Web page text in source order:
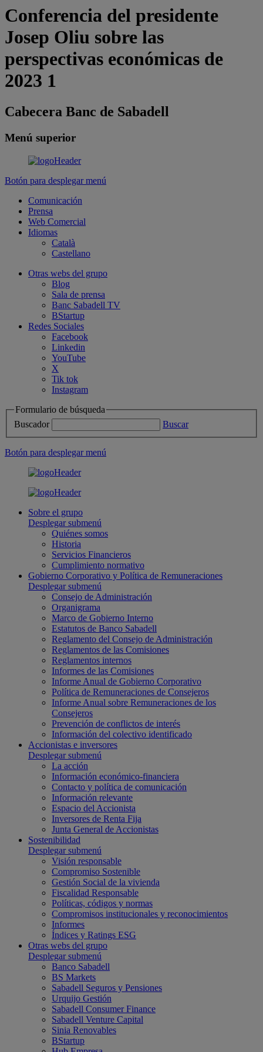
Conferencia del presidente
Josep Oliu sobre las
perspectivas económicas de
2023 1
Cabecera Banc de Sabadell
Menú superior
Botón para desplegar menú
Comunicación
Prensa
Web Comercial
Idiomas
Català
Castellano
Otras webs del grupo
Blog
Sala de prensa
Banc Sabadell TV
BStartup
Redes Sociales
Facebook
Linkedin
YouTube
X
Tik tok
Instagram
Formulario de búsqueda
Buscador
Buscar
Botón para desplegar menú
Sobre el grupo
Desplegar submenú
Quiénes somos
Historia
Servicios Financieros
Cumplimiento normativo
Gobierno Corporativo y Política de Remuneraciones
Desplegar submenú
Consejo de Administración
Organigrama
Marco de Gobierno Interno
Estatutos de Banco Sabadell
Reglamento del Consejo de Administración
Reglamentos de las Comisiones
Reglamentos internos
Informes de las Comisiones
Informe Anual de Gobierno Corporativo
Política de Remuneraciones de Consejeros
Informe Anual sobre Remuneraciones de los
Consejeros
Prevención de conflictos de interés
Información del colectivo identificado
Accionistas e inversores
Desplegar submenú
La acción
Información económico-financiera
Contacto y política de comunicación
Información relevante
Espacio del Accionista
Inversores de Renta Fija
Junta General de Accionistas
Sostenibilidad
Desplegar submenú
Visión responsable
Compromiso Sostenible
Gestión Social de la vivienda
Fiscalidad Responsable
Políticas, códigos y normas
Compromisos institucionales y reconocimientos
Informes
Índices y Ratings ESG
Otras webs del grupo
Desplegar submenú
Banco Sabadell
BS Markets
Sabadell Seguros y Pensiones
Urquijo Gestión
Sabadell Consumer Finance
Sabadell Venture Capital
Sinia Renovables
BStartup